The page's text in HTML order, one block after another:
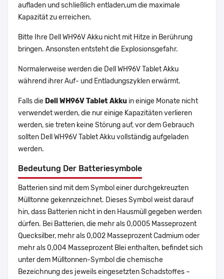
aufladen und schließlich entladen,um die maximale
Kapazität zu erreichen.
Bitte Ihre Dell WH96V Akku nicht mit Hitze in Berührung
bringen. Ansonsten entsteht die Explosionsgefahr.
Normalerweise werden die Dell WH96V Tablet Akku
während ihrer Auf- und Entladungszyklen erwärmt.
Falls die Dell WH96V Tablet Akku in einige Monate nicht
verwendet werden, die nur einige Kapazitäten verlieren
werden, sie treten keine Störung auf, vor dem Gebrauch
sollten Dell WH96V Tablet Akku vollständig aufgeladen
werden.
Bedeutung Der Batteriesymbole
Batterien sind mit dem Symbol einer durchgekreuzten
Mülltonne gekennzeichnet. Dieses Symbol weist darauf
hin, dass Batterien nicht in den Hausmüll gegeben werden
dürfen. Bei Batterien, die mehr als 0,0005 Masseprozent
Quecksilber, mehr als 0,002 Masseprozent Cadmium oder
mehr als 0,004 Masseprozent Blei enthalten, befindet sich
unter dem Mülltonnen-Symbol die chemische
Bezeichnung des jeweils eingesetzten Schadstoffes –